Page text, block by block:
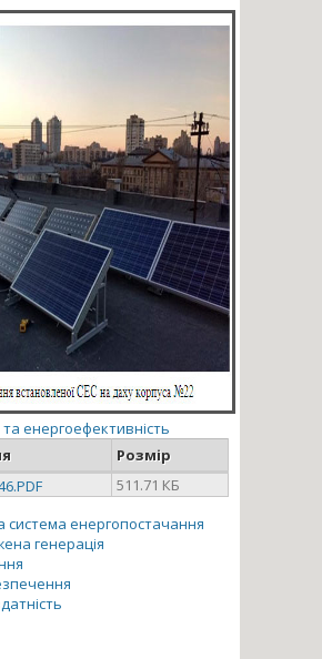
енергоефективність
Розмір
511.71 КБ
система енергопостачання
генерація